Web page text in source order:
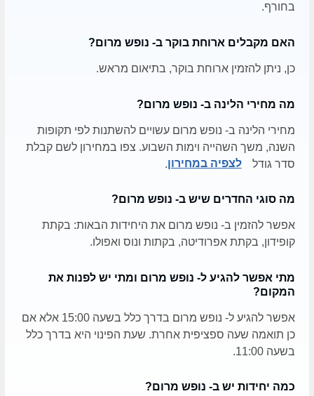
בחורף.
האם מקבלים ארוחת בוקר ב- נופש מרום?
כן, ניתן להזמין ארוחת בוקר, בתיאום מראש.
מה מחירי הלינה ב- נופש מרום?
מחירי הלינה ב- נופש מרום עשויים להשתנות לפי תקופות
השנה, משך השהייה וימות השבוע. צפו במחירון לשם קבלת
סדר גודל
לצפיה במחירון.
מה סוגי החדרים שיש ב- נופש מרום?
אפשר להזמין ב- נופש מרום את היחידות הבאות: בקתת
קופידון, בקתת אפרודיטה, בקתות ונוס ואפולו.
מתי אפשר להגיע ל- נופש מרום ומתי יש לפנות את
המקום?
אפשר להגיע ל- נופש מרום בדרך כלל בשעה 15:00 אלא אם
כן תואמה שעה ספציפית אחרת. שעת הפינוי היא בדרך כלל
בשעה 11:00.
כמה יחידות יש ב- נופש מרום?